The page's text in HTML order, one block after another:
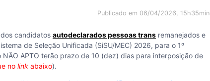
Publicado em 06/04/2026, 15h35min
candidatos autodeclarados pessoas trans remanejados e
de Seleção Unificada (SiSU/MEC) 2026, para o 1º
APTO terão prazo de 10 (dez) dias para interposição de
no link abaixo).